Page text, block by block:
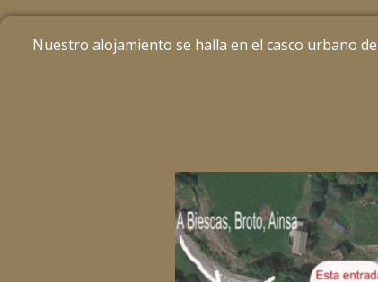
Nuestro alojamiento se halla en el casco urbano